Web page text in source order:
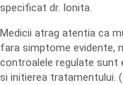
specificat dr. Ionita.
Medicii atrag atentia ca
fara simptome evidente,
controalele regulate sunt
si initierea tratamentului.